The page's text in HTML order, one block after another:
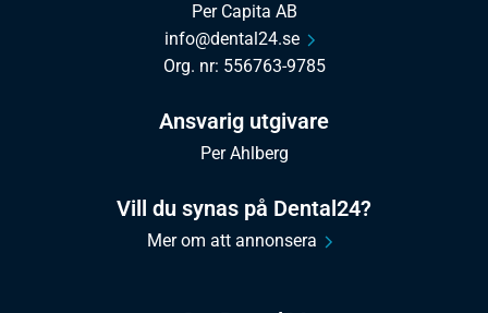
Per Capita AB
info@dental24.se
Org. nr: 556763-9785
Ansvarig utgivare
Per Ahlberg
Vill du synas på Dental24?
Mer om att annonsera